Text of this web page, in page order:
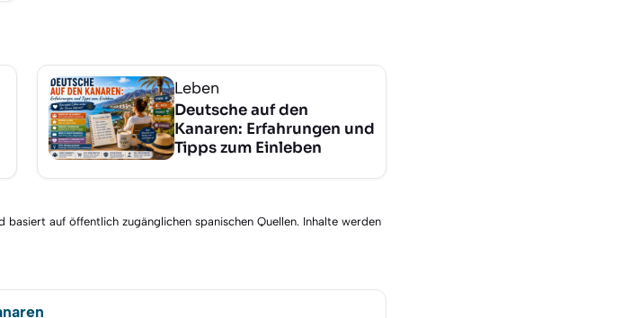
Leben
Deutsche auf den
Kanaren: Erfahrungen und
Tipps zum Einleben
auf öffentlich zugänglichen spanischen Quellen. Inhalte werden